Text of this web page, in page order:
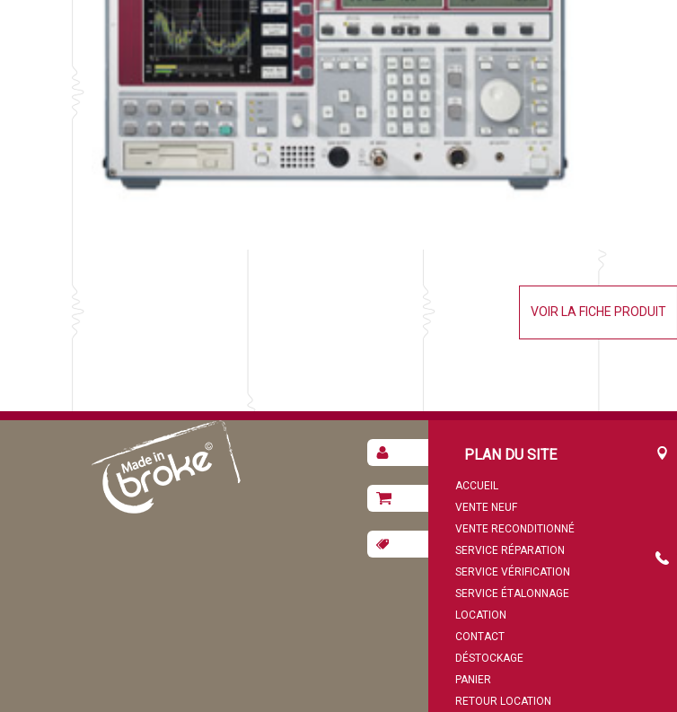
VOIR LA FICHE PRODUIT
PLAN DU SITE
ACCUEIL
VENTE NEUF
VENTE RECONDITIONNÉ
SERVICE RÉPARATION
SERVICE VÉRIFICATION
SERVICE ÉTALONNAGE
LOCATION
CONTACT
DÉSTOCKAGE
PANIER
RETOUR LOCATION